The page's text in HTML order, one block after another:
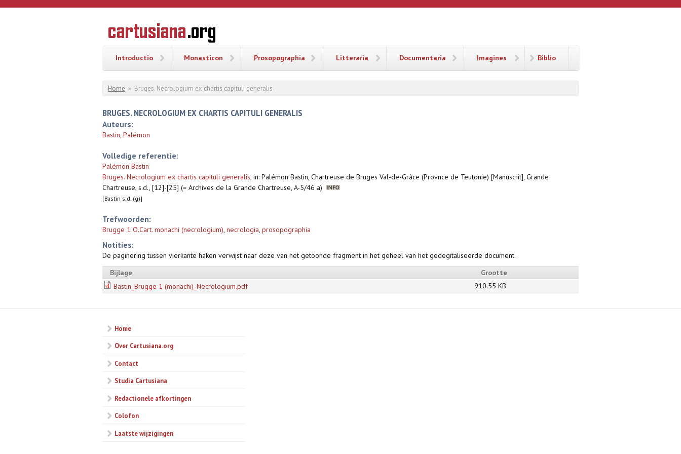
Overslaan en naar de inhoud gaan
CARTUSIANA
Geschiedenis
van de
Introductio Monasticon Prosopographia Litteraria Documentaria Imagines Biblio
U bent hier
Home » Bruges. Necrologium ex chartis capituli generalis
BRUGES. NECROLOGIUM EX CHARTIS CAPITULI GENERALIS
Auteurs:
Bastin, Palémon
Volledige referentie:
Palémon Bastin
Bruges. Necrologium ex chartis capituli generalis, in: Palémon Bastin, Chartreuse de Bruges Val-de-Grâce (Provnce de Teutonie) [Manuscrit], Grande
Chartreuse, s.d., [12]-[25] (= Archives de la Grande Chartreuse, A-5/46 a)
[Bastin s.d. (g)]
Trefwoorden:
Brugge 1 O.Cart. monachi (necrologium), necrologia, prosopographia
Notities:
De paginering tussen vierkante haken verwijst naar deze van het getoonde fragment in het geheel van het gedegitaliseerde document.
Bijlage
Grootte
Bastin_Brugge 1 (monachi)_Necrologium.pdf
910.55 KB
Home
Over Cartusiana.org
Contact
Studia Cartusiana
Redactionele afkortingen
Colofon
Laatste wijzigingen